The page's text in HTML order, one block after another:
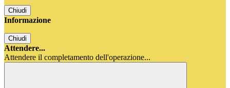
Chiudi
Informazione
Chiudi
Attendere...
Attendere il completamento dell'operazione...